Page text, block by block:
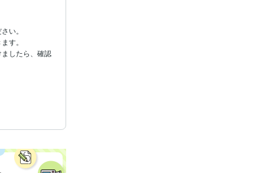
い。
す。
したら、確認